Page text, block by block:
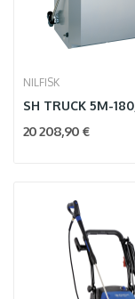
NILFISK
20 208,90 €